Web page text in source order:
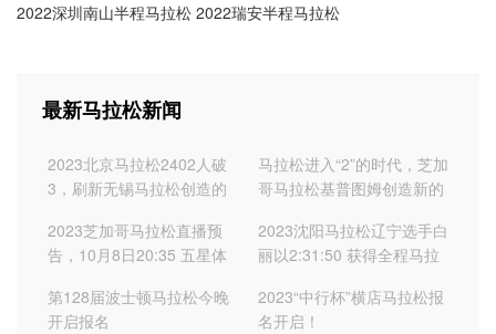
2022深圳南山半程马拉松 2022瑞安半程马拉松
最新马拉松新闻
2023北京马拉松2402人破
3，刷新无锡马拉松创造的
马拉松进入“2”的时代，芝加
哥马拉松基普图姆创造新的
2:00:35
2023芝加哥马拉松直播预
告，10月8日20:35 五星体
2023沈阳马拉松辽宁选手白
丽以2:31:50 获得全程马拉
录
第128届波士顿马拉松今晚
开启报名
2023“中行杯”横店马拉松报
名开启！